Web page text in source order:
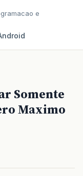
e
Somente
Maximo